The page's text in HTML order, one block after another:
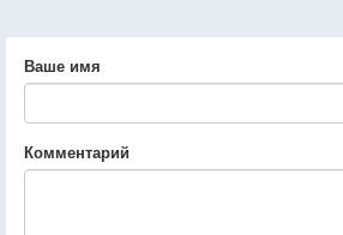
Ваше имя
Комментарий